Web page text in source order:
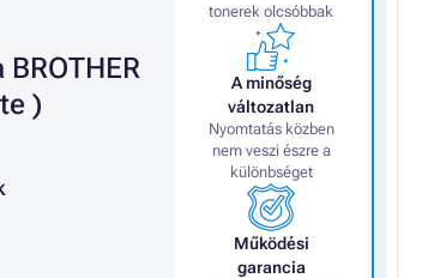
tonerek olcsóbbak
A minőség
változatlan
Nyomtatás közben
nem veszi észre a
különbséget
Működési
garancia
)